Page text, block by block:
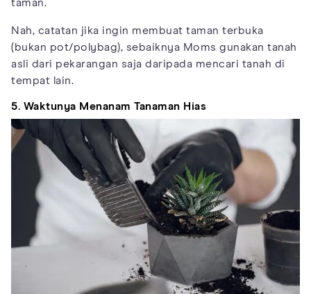
taman.
Nah, catatan jika ingin membuat taman terbuka
(bukan pot/polybag), sebaiknya Moms gunakan tanah
asli dari pekarangan saja daripada mencari tanah di
tempat lain.
5. Waktunya Menanam Tanaman Hias